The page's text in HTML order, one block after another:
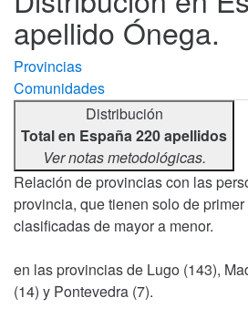
apellido Ónega.
Provincias
Comunidades
Distribución
Total en España 220 apellidos
Ver notas metodológicas.
Relación de provincias con las
provincia, que tienen solo de
clasificadas de mayor a menor.
en las provincias de Lugo (143),
(14) y Pontevedra (7).